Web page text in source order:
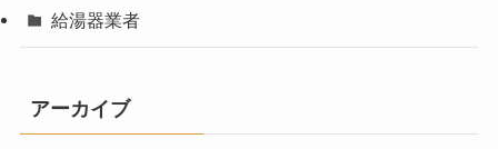
給湯器業者
アーカイブ